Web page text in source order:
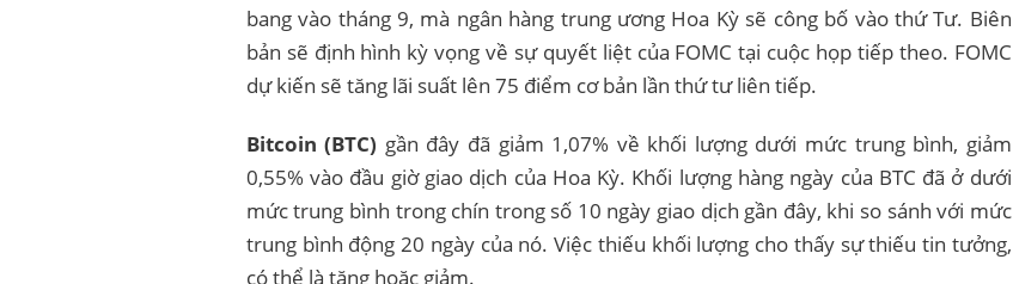
bang vào tháng 9, mà ngân hàng trung ương Hoa Kỳ sẽ công bố vào thứ Tư. Biên
bản sẽ định hình kỳ vọng về sự quyết liệt của FOMC tại cuộc họp tiếp theo. FOMC
dự kiến ​​sẽ tăng lãi suất lên 75 điểm cơ bản lần thứ tư liên tiếp.
Bitcoin (BTC) gần đây đã giảm 1,07% về khối lượng dưới mức trung bình, giảm
0,55% vào đầu giờ giao dịch của Hoa Kỳ. Khối lượng hàng ngày của BTC đã ở dưới
mức trung bình trong chín trong số 10 ngày giao dịch gần đây, khi so sánh với mức
trung bình động 20 ngày của nó. Việc thiếu khối lượng cho thấy sự thiếu tin tưởng,
có thể là tăng hoặc giảm.